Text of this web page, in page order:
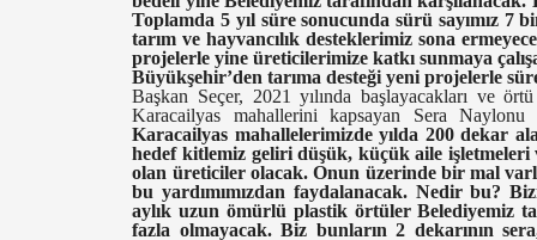
Toplamda 5 yıl süre sonucunda sürü sayımız
tarım ve hayvancılık desteklerimiz sona
projelerle yine üreticilerimize katkı sunmaya
Büyükşehir’den tarıma desteği yeni projelerle
Başkan Seçer, 2021 yılında başlayacakları ve
Karacailyas mahallerini kapsayan Sera
Karacailyas mahallelerimizde yılda 200 dekar
hedef kitlemiz geliri düşük, küçük aile
olan üreticiler olacak. Onun üzerinde bir mal
bu yardımımızdan faydalanacak. Nedir bu?
aylık uzun ömürlü plastik örtüler Belediyemiz
fazla olmayacak. Biz bunların 2 dekarının